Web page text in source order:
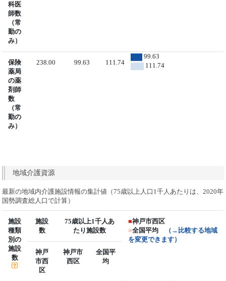
科医
師数
（常
勤の
み）
保険
薬局
の薬
剤師
数
（常
勤の
み）
238.00 99.63 111.74
99.63
111.74
地域介護資源
最新の地域内介護施設情報の集計値（75歳以上人口1千人あたりは、2020年
国勢調査総人口で計算）
施設
種類
別の
施設
数
施設
数
75歳以上1千人あ
たり施設数
■神戸市西区
■全国平均
（→比較する地域
を変更できます）
神戸
市西
区
神戸市
西区
全国平
均